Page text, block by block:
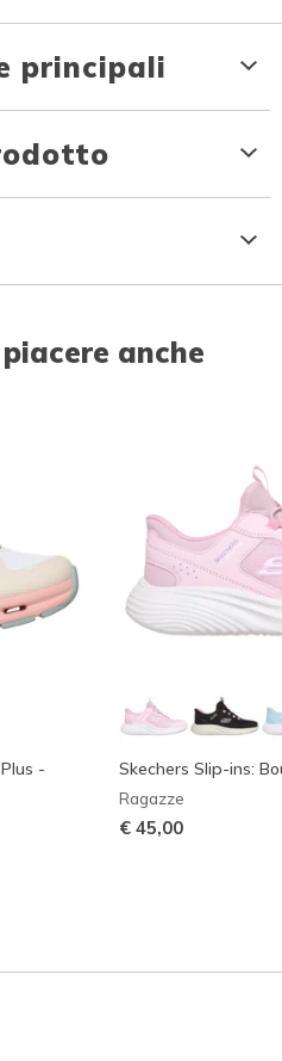
principali
anche
-
Skechers Slip-ins:
Ragazze
€ 45,00